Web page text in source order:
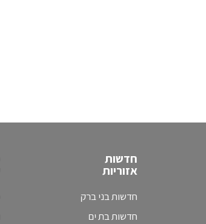
חדשות
אזוריות
חדשות בני ברק
חדשות בת ים